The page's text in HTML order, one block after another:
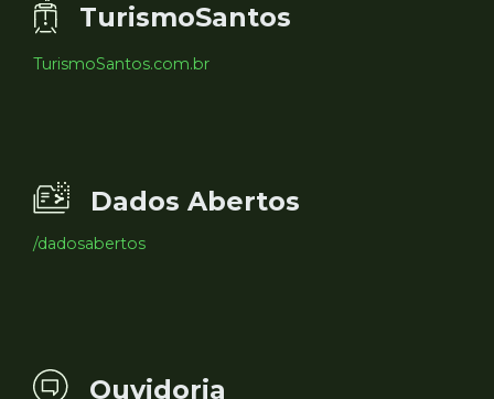
TurismoSantos
TurismoSantos.com.br
Dados Abertos
/dadosabertos
Ouvidoria